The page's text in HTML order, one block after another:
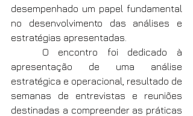
desempenhado um papel fundamental
no desenvolvimento das análises e
estratégias apresentadas.
apresentação de uma análise
estratégica e operacional, resultado de
semanas de entrevistas e reuniões
destinadas a compreender as práticas